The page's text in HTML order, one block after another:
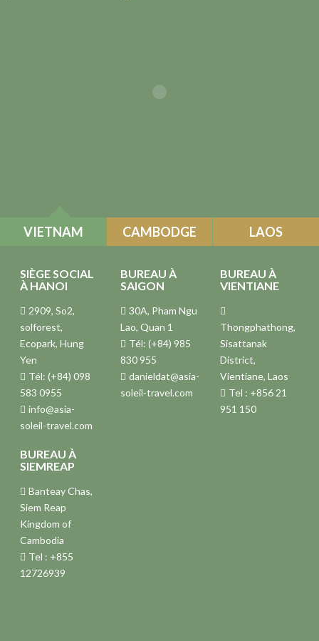
VIETNAM CAMBODGE LAOS
SIÈGE SOCIAL
À HANOI
2909, So2,
solforest,
Ecopark, Hung
Yen
Tél: (+84) 098
583 0955
info@asia-
soleil-travel.com
BUREAU À
SAIGON
30A, Pham Ngu
Lao, Quan 1
Tél: (+84) 985
830 955
danieldat@asia-
soleil-travel.com
BUREAU À
VIENTIANE
Thongphathong,
Sisattanak
District,
Vientiane, Laos
Tel : +856 21
951 150
BUREAU À
SIEMREAP
Banteay Chas,
Siem Reap
Kingdom of
Cambodia
Tel : +855
12726939